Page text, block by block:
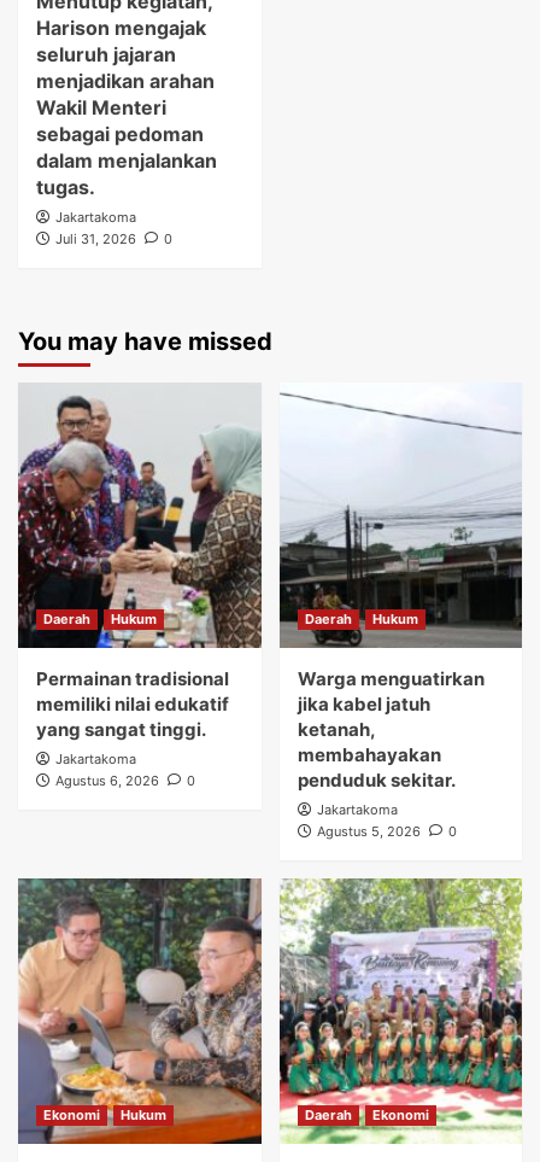
Harison mengajak
seluruh jajaran
menjadikan arahan
Wakil Menteri
sebagai pedoman
dalam menjalankan
tugas.
Jakartakoma
Juli 31, 2026
0
You may have missed
Daerah Hukum
Permainan tradisional
memiliki nilai edukatif
yang sangat tinggi.
Jakartakoma
Agustus 6, 2026
0
Daerah Hukum
Warga menguatirkan
jika kabel jatuh
ketanah,
membahayakan
penduduk sekitar.
Jakartakoma
Agustus 5, 2026
0
Ekonomi Hukum Daerah Ekonomi